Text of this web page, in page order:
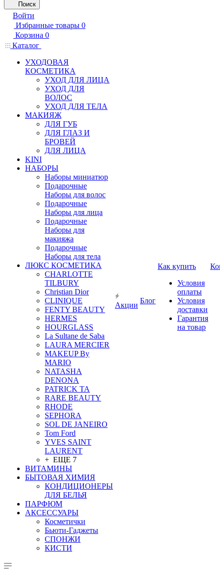
Поиск
Войти
Избранные товары 0
Корзина 0
Каталог
УХОДОВАЯ
КОСМЕТИКА
УХОД ДЛЯ ЛИЦА
УХОД ДЛЯ
ВОЛОС
УХОД ДЛЯ ТЕЛА
МАКИЯЖ
ДЛЯ ГУБ
ДЛЯ ГЛАЗ И
БРОВЕЙ
ДЛЯ ЛИЦА
KINI
НАБОРЫ
Наборы миниатюр
Подарочные
Наборы для волос
Подарочные
Наборы для лица
Подарочные
Наборы для
макияжа
Подарочные
Наборы для тела
ЛЮКС КОСМЕТИКА
CHARLOTTE
TILBURY
Christian Dior
CLINIQUE
FENTY BEAUTY
HERMES
HOURGLASS
La Sultane de Saba
LAURA MERCIER
MAKEUP By
MARIO
NATASHA
DENONA
PATRICK TA
RARE BEAUTY
RHODE
SEPHORA
SOL DE JANEIRO
Tom Ford
YVES SAINT
LAURENT
+ ЕЩЕ 7
ВИТАМИНЫ
БЫТОВАЯ ХИМИЯ
КОНДИЦИОНЕРЫ
ДЛЯ БЕЛЬЯ
ПАРФЮМ
АКСЕССУАРЫ
Косметички
Бьюти-Гаджеты
СПОНЖИ
КИСТИ
Акции
Блог
Как купить
Условия
оплаты
Условия
доставки
Гарантия
на товар